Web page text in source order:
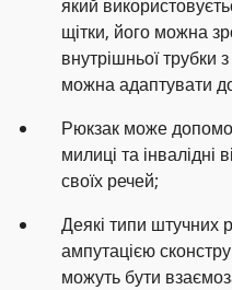
який
щітки, його можна
внутрішньої трубки
можна адаптувати
Рюкзак може
милиці та інвалідні
своїх речей;
Деякі типи штучних
ампутацією
можуть бути